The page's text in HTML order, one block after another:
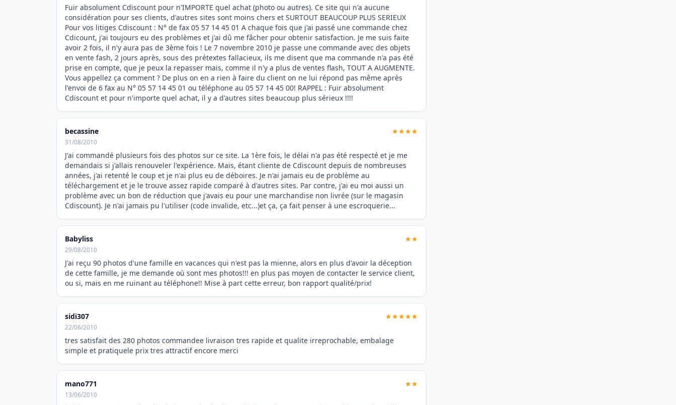
Fuir absolument Cdiscount pour n'IMPORTE quel achat (photo ou autres). Ce site qui n'a aucune
considération pour ses clients, d'autres sites sont moins chers et SURTOUT BEAUCOUP PLUS SERIEUX
Pour vos litiges Cdiscount : N° de fax 05 57 14 45 01 A chaque fois que j'ai passé une commande chez
Cdicount, j'ai toujours eu des problèmes et j'ai dû me fâcher pour obtenir satisfaction. Je me suis faite
avoir 2 fois, il n'y aura pas de 3ème fois ! Le 7 novembre 2010 je passe une commande avec des objets
en vente fash, 2 jours après, sous des prétextes fallacieux, ils me disent que ma commande n'a pas été
prise en compte, que je peux la repasser mais, comme il n'y a plus de ventes flash, TOUT A AUGMENTE.
Vous appellez ça comment ? De plus on en a rien à faire du client on ne lui répond pas même après
l'envoi de 6 fax au N° 05 57 14 45 01 ou téléphone au 05 57 14 45 00! RAPPEL : Fuir absolument
Cdiscount et pour n'importe quel achat, il y a d'autres sites beaucoup plus sérieux !!!!
becassine ★★★★
31/08/2010
J'ai commandé plusieurs fois des photos sur ce site. La 1ère fois, le délai n'a pas été respecté et je me
demandais si j'allais renouveler l'expérience. Mais, étant cliente de Cdiscount depuis de nombreuses
années, j'ai retenté le coup et je n'ai plus eu de déboires. Je n'ai jamais eu de problème au
téléchargement et je le trouve assez rapide comparé à d'autres sites. Par contre, j'ai eu moi aussi un
problème avec un bon de réduction que j'avais eu pour une marchandise non livrée (sur le magasin
Cdiscount). Je n'ai jamais pu l'utiliser (code invalide, etc...)et ça, ça fait penser à une escroquerie...
Babyliss ★★
29/08/2010
J'ai reçu 90 photos d'une famille en vacances qui n'est pas la mienne, alors en plus d'avoir la déception
de cette famille, je me demande où sont mes photos!!! en plus pas moyen de contacter le service client,
ou si, mais en me ruinant au téléphone!! Mise à part cette erreur, bon rapport qualité/prix!
sidi307 ★★★★★
22/06/2010
tres satisfait des 280 photos commandee livraison tres rapide et qualite irreprochable, embalage
simple et pratiquele prix tres attractif encore merci
mano771 ★★
13/06/2010